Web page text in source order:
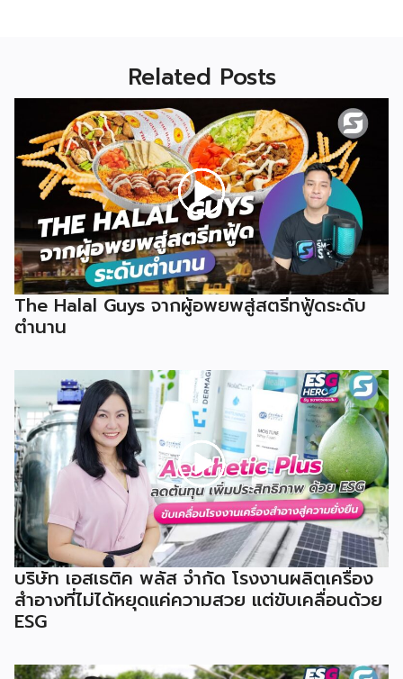
Related Posts
The Halal Guys จากผู้อพยพสู่สตรีทฟู้ดระดับ
ตำนาน
บริษัท เอสเธติค พลัส จำกัด โรงงานผลิตเครื่อง
สำอางที่ไม่ได้หยุดแค่ความสวย แต่ขับเคลื่อนด้วย
ESG